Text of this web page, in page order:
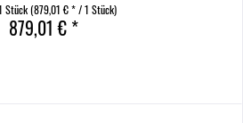
Stück(879,01 € * / 1 Stück)
879,01 € *